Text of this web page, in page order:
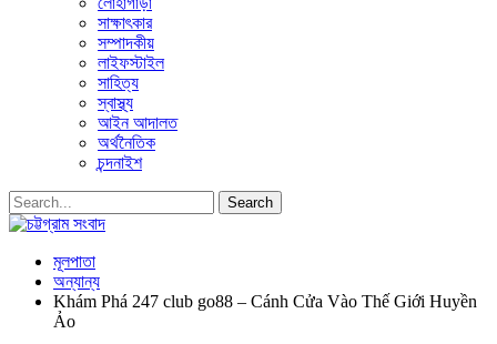
সাক্ষাৎকার
সম্পাদকীয়
লাইফস্টাইল
সাহিত্য
স্বাস্থ্য
আইন আদালত
অর্থনৈতিক
চন্দনাইশ
মূলপাতা
অন্যান্য
Khám Phá 247 club go88 – Cánh Cửa Vào Thế Giới Huyền
Ảo